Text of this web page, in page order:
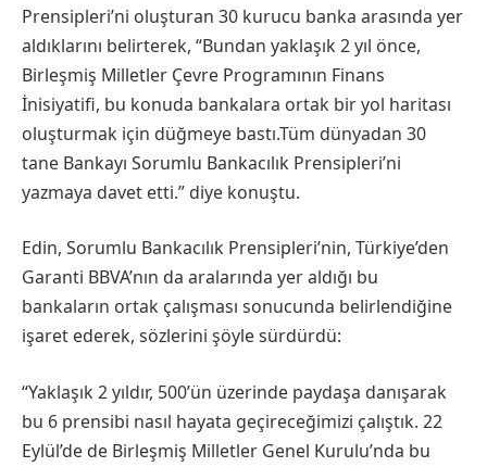
Prensipleri’ni oluşturan 30 kurucu banka arasında yer
aldıklarını belirterek, “Bundan yaklaşık 2 yıl önce,
Birleşmiş Milletler Çevre Programının Finans
İnisiyatifi, bu konuda bankalara ortak bir yol haritası
oluşturmak için düğmeye bastı.Tüm dünyadan 30
tane Bankayı Sorumlu Bankacılık Prensipleri’ni
yazmaya davet etti.” diye konuştu.
Edin, Sorumlu Bankacılık Prensipleri’nin, Türkiye’den
Garanti BBVA’nın da aralarında yer aldığı bu
bankaların ortak çalışması sonucunda belirlendiğine
işaret ederek, sözlerini şöyle sürdürdü:
“Yaklaşık 2 yıldır, 500’ün üzerinde paydaşa danışarak
bu 6 prensibi nasıl hayata geçireceğimizi çalıştık. 22
Eylül’de de Birleşmiş Milletler Genel Kurulu’nda bu